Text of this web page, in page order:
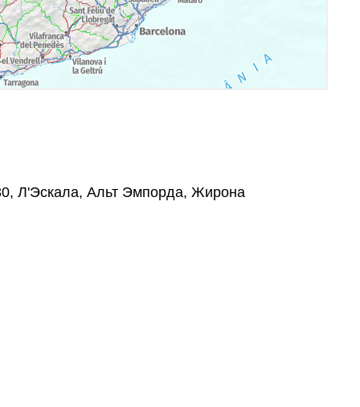
Л'Эскала, Альт Эмпорда, Жирона